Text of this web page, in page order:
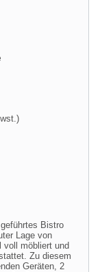
Bistro
Lage von
voll möbliert und
Zu diesem
Geräten, 2